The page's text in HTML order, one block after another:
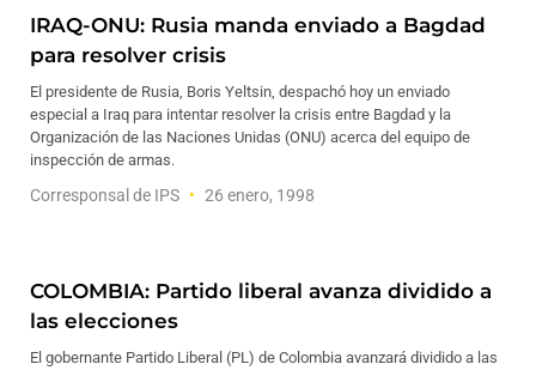
IRAQ-ONU: Rusia manda enviado a Bagdad
para resolver crisis
El presidente de Rusia, Boris Yeltsin, despachó hoy un enviado
especial a Iraq para intentar resolver la crisis entre Bagdad y la
Organización de las Naciones Unidas (ONU) acerca del equipo de
inspección de armas.
Corresponsal de IPS 26 enero, 1998
COLOMBIA: Partido liberal avanza dividido a
las elecciones
El gobernante Partido Liberal (PL) de Colombia avanzará dividido a las